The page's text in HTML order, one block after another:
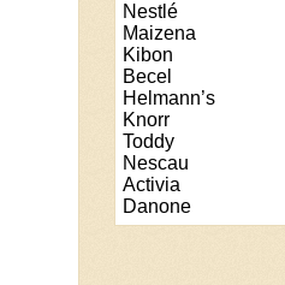
Nestlé
Maizena
Kibon
Becel
Helmann’s
Knorr
Toddy
Nescau
Activia
Danone